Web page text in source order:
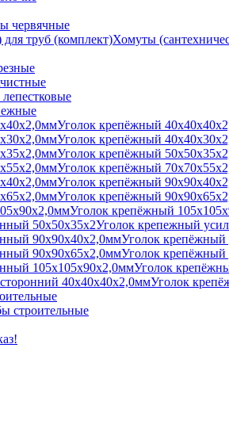
червячные
Хомуты
Уголок крепёжный
Уголок крепёжный
Уголок крепёжный
Уголок крепёжный
Уголок крепёжный
Уголок крепёжный
Уголок крепёжный
Уголок крепежный
Уголок
Уголок
Уголок
Уголок
строительные